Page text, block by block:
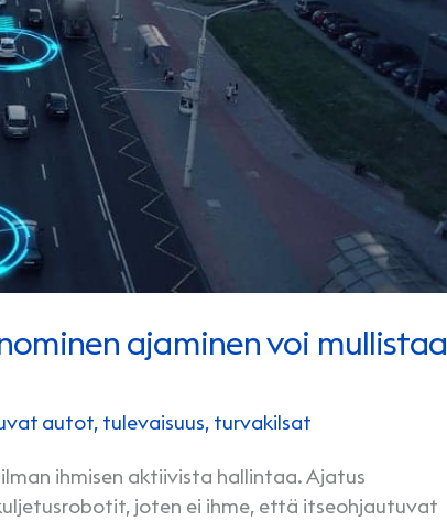
ajaminen voi mullistaa
autot, tulevaisuus, turvakilsat
ihmisen aktiivista hallintaa. Ajatus
joten ei ihme, että itseohjautuvat